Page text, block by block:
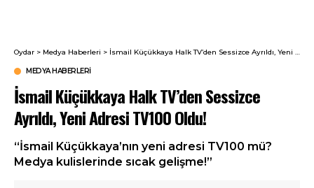
Oydar > Medya Haberleri > İsmail Küçükkaya Halk TV’den Sessizce Ayrıldı, Yeni Adresi TV100 Oldu!
MEDYA HABERLERI
İsmail Küçükkaya Halk TV’den Sessizce
Ayrıldı, Yeni Adresi TV100 Oldu!
“İsmail Küçükkaya’nın yeni adresi TV100 mü?
Medya kulislerinde sıcak gelişme!”